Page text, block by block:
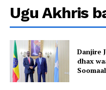
Ugu Akhris
Danjire
dhax